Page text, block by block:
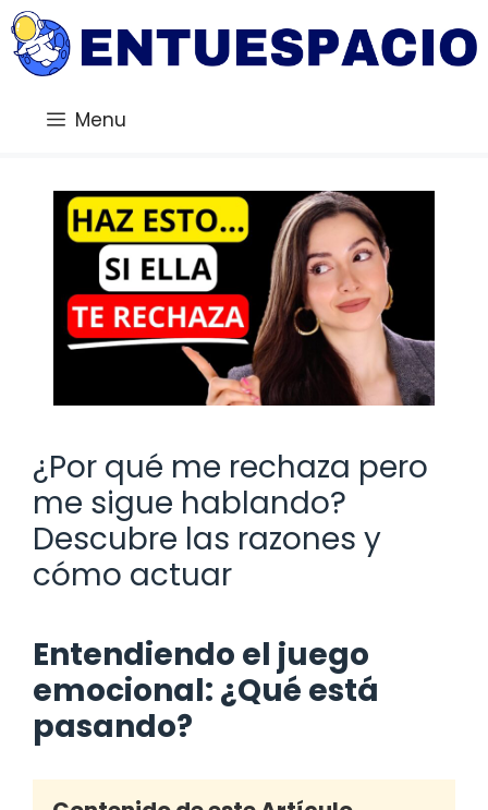
Saltar
al
contenido
Menu
¿Por qué me rechaza pero
me sigue hablando?
Descubre las razones y
cómo actuar
Entendiendo el juego
emocional: ¿Qué está
pasando?